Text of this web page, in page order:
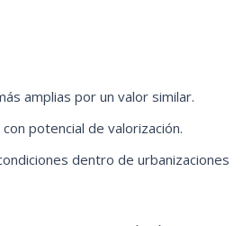
amplias por un valor similar.
potencial de valorización.
dentro de urbanizaciones